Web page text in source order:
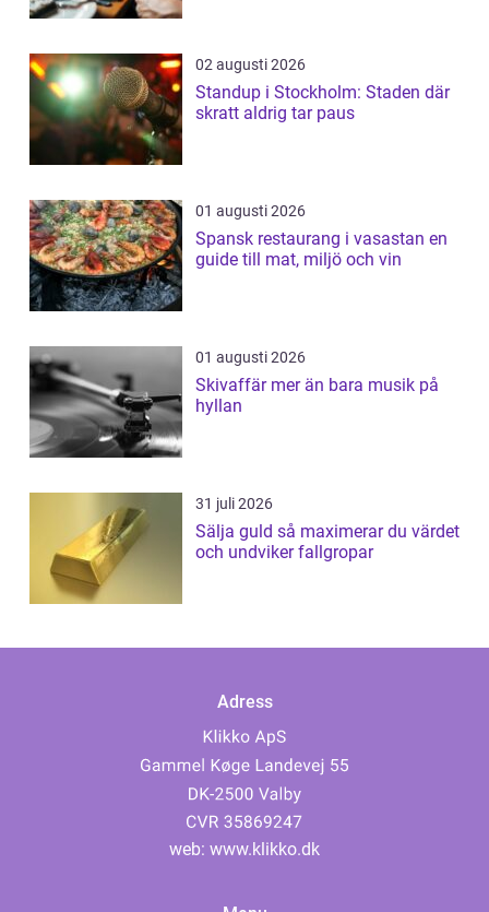
02 augusti 2026
Standup i Stockholm: Staden där
skratt aldrig tar paus
01 augusti 2026
Spansk restaurang i vasastan en
guide till mat, miljö och vin
01 augusti 2026
Skivaffär mer än bara musik på
hyllan
31 juli 2026
Sälja guld så maximerar du värdet
och undviker fallgropar
Adress
web: www.klikko.dk